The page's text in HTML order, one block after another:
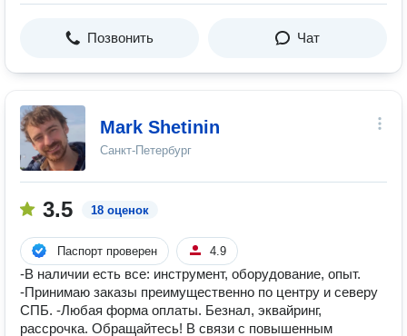
Позвонить Чат
Mark Shetinin
Санкт-Петербург
3.5 18 оценок
Паспорт проверен 4.9
-В наличии есть все: инструмент, оборудование, опыт.
-Принимаю заказы преимущественно по центру и северу
СПБ. -Любая форма оплаты. Безнал, эквайринг,
рассрочка. Обращайтесь! В связи с повышенным